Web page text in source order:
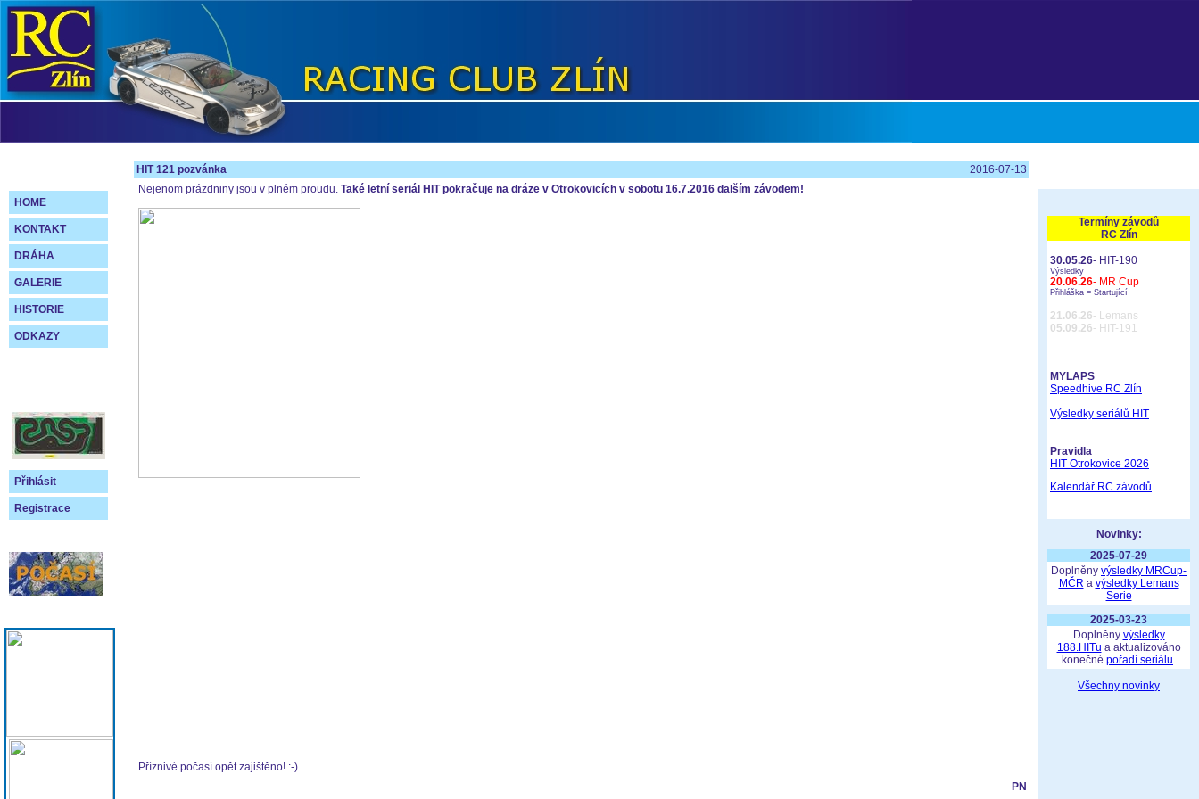
HOME
KONTAKT
DRÁHA
GALERIE
HISTORIE
ODKAZY
Přihlásit
Registrace
HIT 121 pozvánka
2016-07-13
Nejenom prázdniny jsou v plném proudu. Také letní seriál HIT pokračuje na dráze v Otrokovicích v sobotu 16.7.2016 dalším závodem!
Příznivé počasí opět zajištěno! :-)
PN
Termíny závodů
RC Zlín
30.05.26- HIT-190
Výsledky
20.06.26- MR Cup
Přihláška = Startující
21.06.26- Lemans
05.09.26- HIT-191
MYLAPS
Speedhive RC Zlín
Výsledky seriálů HIT
Pravidla
HIT Otrokovice 2026
Kalendář RC závodů
Novinky:
2025-07-29
Doplněny výsledky MRCup-
MČR a výsledky Lemans
Serie
2025-03-23
Doplněny výsledky
188.HITu a aktualizováno
konečné pořadí seriálu.
Všechny novinky